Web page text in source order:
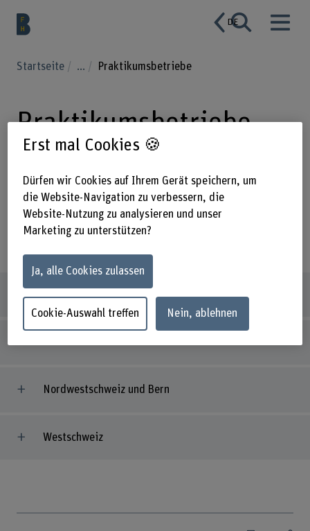
DE
Startseite ... Praktikumsbetriebe
Praktikumsbetriebe
Untenstehend finden Sie eine Übersicht über alle
Praktikumsbetriebe – gegliedert nach Regionen und
Kantonen – und jeweils einem kurzen Porträt. Für eine
gezielte Suche nach deren Ausrichtung und für eine
aktuelle Information über die Verfügbarkeit eines Platzes,
Ostschweiz
Nordwestschweiz und Bern
Westschweiz
Erst mal Cookies 🍪
Dürfen wir Cookies auf Ihrem Gerät speichern, um
die Website-Navigation zu verbessern, die
Website-Nutzung zu analysieren und unser
Marketing zu unterstützen?
Ja, alle Cookies zulassen
Cookie-Auswahl treffen Nein, ablehnen